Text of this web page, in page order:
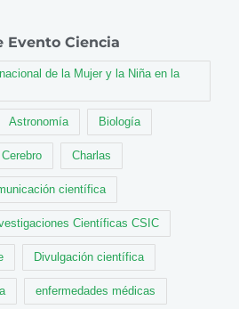
Evento Ciencia
de la Mujer y la Niña en la
Astronomía Biología
Cerebro Charlas
científica
Científicas CSIC
Divulgación científica
enfermedades médicas